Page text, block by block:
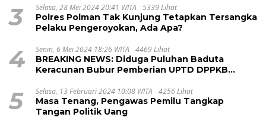
3 Selasa, 28 Mei 2024 20:41 WITA 5339 Lihat
Polres Polman Tak Kunjung Tetapkan Tersangka
Pelaku Pengeroyokan, Ada Apa?
4 Senin, 6 Mei 2024 18:26 WITA 4469 Lihat
BREAKING NEWS: Diduga Puluhan Baduta
Keracunan Bubur Pemberian UPTD DPPKB
5 Selasa, 13 Februari 2024 10:08 WITA 4256 Lihat
Masa Tenang, Pengawas Pemilu Tangkap
Tangan Politik Uang